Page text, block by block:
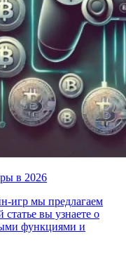
в 2026
игр мы предлагаем
вы узнаете о
функциями и